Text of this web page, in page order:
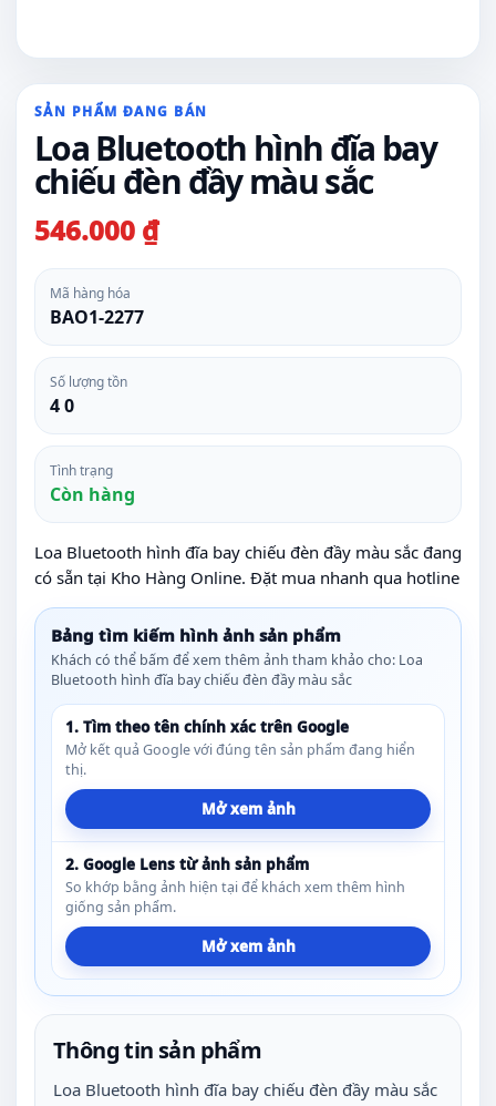
SẢN PHẨM ĐANG BÁN
Loa Bluetooth hình đĩa bay
chiếu đèn đầy màu sắc
546.000 ₫
Mã hàng hóa
BAO1-2277
Số lượng tồn
4 0
Tình trạng
Còn hàng
Loa Bluetooth hình đĩa bay chiếu đèn đầy màu sắc đang
có sẵn tại Kho Hàng Online. Đặt mua nhanh qua hotline
Bảng tìm kiếm hình ảnh sản phẩm
Khách có thể bấm để xem thêm ảnh tham khảo cho: Loa
Bluetooth hình đĩa bay chiếu đèn đầy màu sắc
1. Tìm theo tên chính xác trên Google
Mở kết quả Google với đúng tên sản phẩm đang hiển
thị.
Mở xem ảnh
2. Google Lens từ ảnh sản phẩm
So khớp bằng ảnh hiện tại để khách xem thêm hình
giống sản phẩm.
Mở xem ảnh
Thông tin sản phẩm
Loa Bluetooth hình đĩa bay chiếu đèn đầy màu sắc